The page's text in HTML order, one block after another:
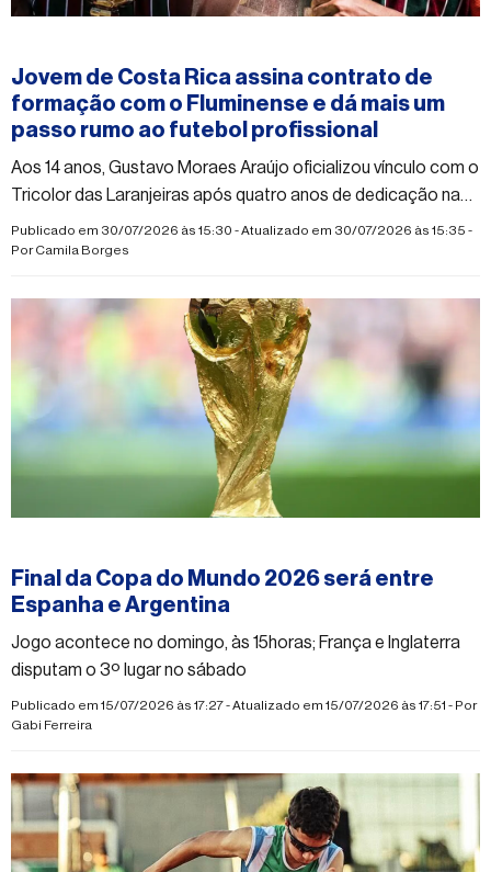
Jovem de Costa Rica assina contrato de
formação com o Fluminense e dá mais um
passo rumo ao futebol profissional
Aos 14 anos, Gustavo Moraes Araújo oficializou vínculo com o
Tricolor das Laranjeiras após quatro anos de dedicação nas
categorias de base do clube
Publicado em 30/07/2026 às 15:30 - Atualizado em 30/07/2026 às 15:35 -
PorCamila Borges
Final da Copa do Mundo 2026 será entre
Espanha e Argentina
Jogo acontece no domingo, às 15horas; França e Inglaterra
disputam o 3º lugar no sábado
Publicado em 15/07/2026 às 17:27 - Atualizado em 15/07/2026 às 17:51 - Por
Gabi Ferreira